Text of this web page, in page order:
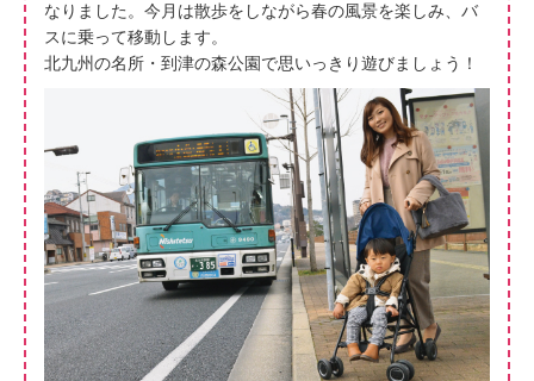
なりました。今月は散歩をしながら春の風景を楽しみ、バ
スに乗って移動します。
北九州の名所・到津の森公園で思いっきり遊びましょう！